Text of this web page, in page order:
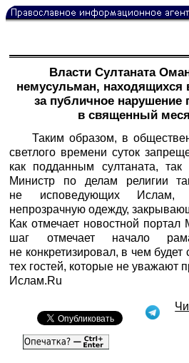
Власти Султаната
немусульман, находящихся
за публичное нарушение
в священный
Таким образом, в
светлого времени суток
как подданным султаната, так
Министр по делам религии
не исповедующих Ислам,
непрозрачную одежду,
Как отмечает новостной портал
шаг отмечает начало
не конкретизировал, в чем будет
тех гостей, которые не уважают
Ислам.Ru